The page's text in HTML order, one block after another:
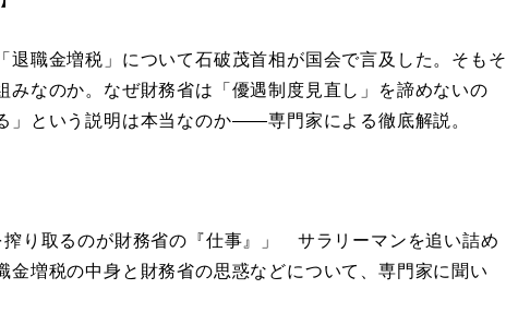
職金増税」について石破茂首相が国会で言及した。そもそ
みなのか。なぜ財務省は「優遇制度見直し」を諦めないの
」という説明は本当なのか――専門家による徹底解説。
り取るのが財務省の『仕事』」 サラリーマンを追い詰め
金増税の中身と財務省の思惑などについて、専門家に聞い